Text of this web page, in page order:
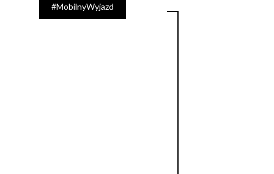
#MobilnyWyjazd